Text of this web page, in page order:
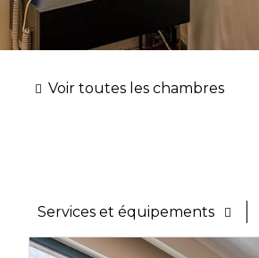
Voir toutes les chambres
Services et équipements